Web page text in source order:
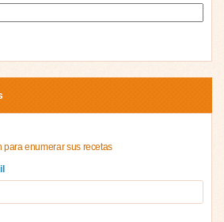
enumerar sus recetas